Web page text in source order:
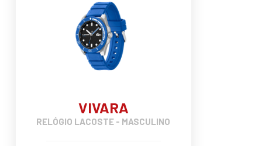
VIVARA
RELÓGIO LACOSTE - MASCULINO